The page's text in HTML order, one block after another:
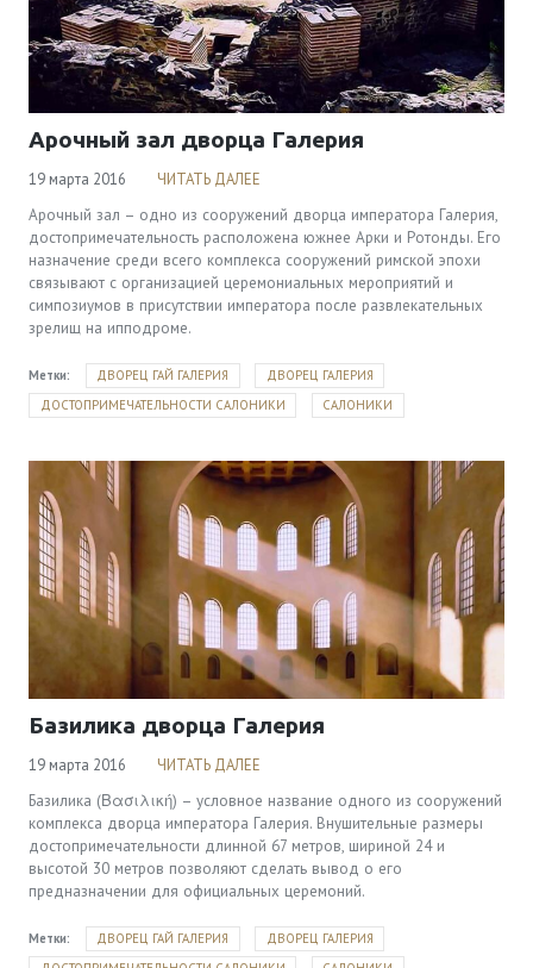
Арочный зал дворца Галерия
19 марта 2016
ЧИТАТЬ ДАЛЕЕ
Арочный зал – одно из сооружений дворца императора Галерия,
достопримечательность расположена южнее Арки и Ротонды. Его
назначение среди всего комплекса сооружений римской эпохи
связывают с организацией церемониальных мероприятий и
симпозиумов в присутствии императора после развлекательных
зрелищ на ипподроме.
Метки: ДВОРЕЦ ГАЙ ГАЛЕРИЯ
ДВОРЕЦ ГАЛЕРИЯ
ДОСТОПРИМЕЧАТЕЛЬНОСТИ САЛОНИКИ
САЛОНИКИ
Базилика дворца Галерия
19 марта 2016
ЧИТАТЬ ДАЛЕЕ
Базилика (Βασιλική) – условное название одного из сооружений
комплекса дворца императора Галерия. Внушительные размеры
достопримечательности длинной 67 метров, шириной 24 и
высотой 30 метров позволяют сделать вывод о его
предназначении для официальных церемоний.
Метки: ДВОРЕЦ ГАЙ ГАЛЕРИЯ
ДВОРЕЦ ГАЛЕРИЯ